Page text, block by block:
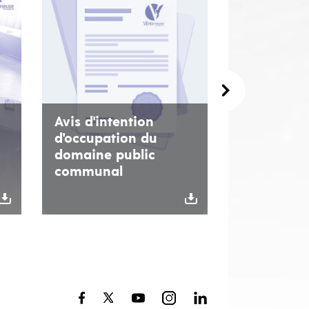
Avis d'intention
d'occupation du
domaine public
communal